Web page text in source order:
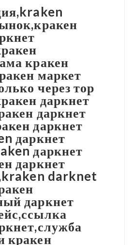
кракен
маркет
через тор
даркнет
даркнет
даркнет
даркнет
даркнет
даркнет
darknet
даркнет
кракен